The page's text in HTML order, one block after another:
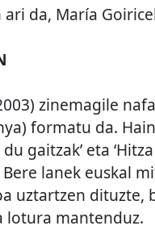
da, María
zinemagile
formatu da.
du gaitzak’ eta
lanek euskal
uztartzen
lotura mantenduz.